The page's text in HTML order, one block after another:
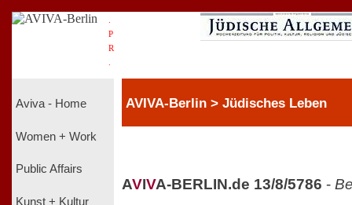
P
R
Aviva - Home
Women + Work
Public Affairs
Kunst + Kultur
AVIVA-Berlin > Jüdisches Leben
AVIVA-BERLIN.de 13/8/5786 -